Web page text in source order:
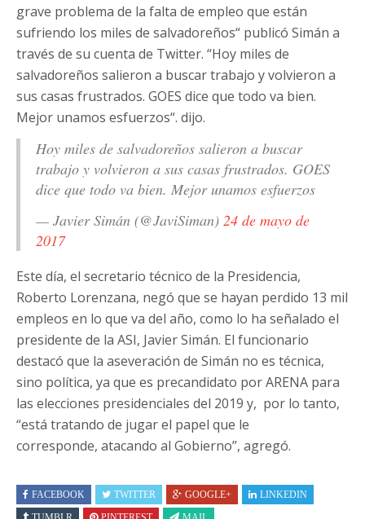
grave problema de la falta de empleo que están
sufriendo los miles de salvadoreños“ publicó Simán a
través de su cuenta de Twitter. “Hoy miles de
salvadoreños salieron a buscar trabajo y volvieron a
sus casas frustrados. GOES dice que todo va bien.
Mejor unamos esfuerzos“. dijo.
Hoy miles de salvadoreños salieron a buscar
trabajo y volvieron a sus casas frustrados. GOES
dice que todo va bien. Mejor unamos esfuerzos
— Javier Simán (@JaviSiman) 24 de mayo de
2017
Este día, el secretario técnico de la Presidencia,
Roberto Lorenzana, negó que se hayan perdido 13 mil
empleos en lo que va del año, como lo ha señalado el
presidente de la ASI, Javier Simán. El funcionario
destacó que la aseveración de Simán no es técnica,
sino política, ya que es precandidato por ARENA para
las elecciones presidenciales del 2019 y, por lo tanto,
“está tratando de jugar el papel que le
corresponde, atacando al Gobierno”, agregó.
FACEBOOK TWITTER GOOGLE+
LINKEDIN